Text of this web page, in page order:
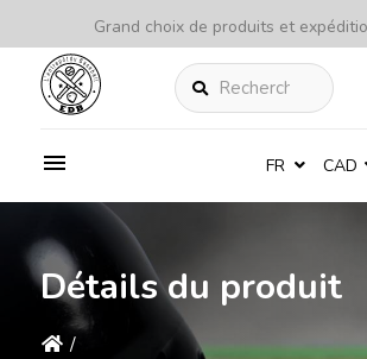
Grand choix de produits et
Rechercher
FR CAD
Détails du produit
/